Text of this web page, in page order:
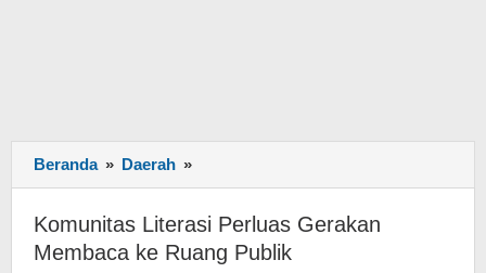
Beranda » Daerah »
Literasi
Perluas
Gerakan
Membaca
Komunitas Literasi Perluas Gerakan
Membaca ke Ruang Publik